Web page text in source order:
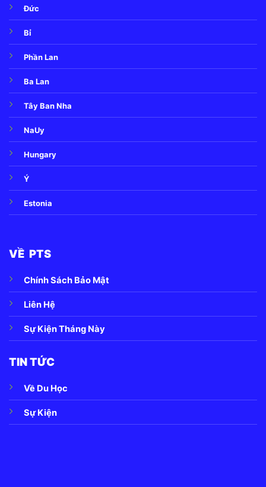
Đức
Bỉ
Phần Lan
Ba Lan
Tây Ban Nha
NaUy
Hungary
Ý
Estonia
VỀ PTS
Chính Sách Bảo Mật
Liên Hệ
Sự Kiện Tháng Này
TIN TỨC
Về Du Học
Sự Kiện